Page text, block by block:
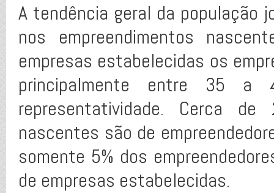
A tendência geral da população
nos empreendimentos
empresas estabelecidas os
principalmente entre 35
representatividade. Cerca
nascentes são de
somente 5% dos
de empresas estabelecidas.